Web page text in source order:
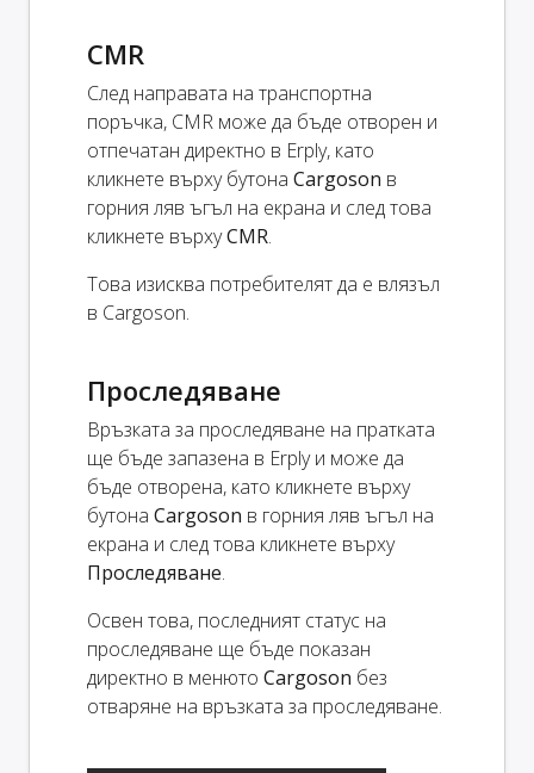
CMR
След направата на транспортна
поръчка, CMR може да бъде отворен и
отпечатан директно в Erply, като
кликнете върху бутона Cargoson в
горния ляв ъгъл на екрана и след това
кликнете върхуCMR.
Това изисква потребителят да е влязъл
в Cargoson.
Проследяване
Връзката за проследяване на пратката
ще бъде запазена в Erply и може да
бъде отворена, като кликнете върху
бутона Cargoson в горния ляв ъгъл на
екрана и след това кликнете върху
Проследяване.
Освен това, последният статус на
проследяване ще бъде показан
директно в менюто Cargoson без
отваряне на връзката за проследяване.